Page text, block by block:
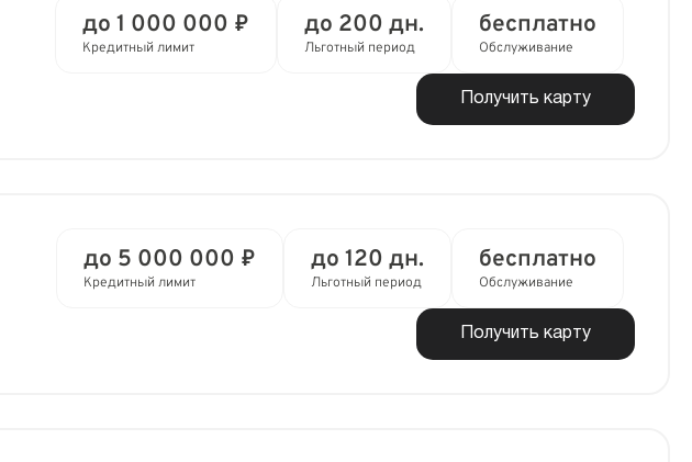
до 1 000 000 ₽
Кредитный лимит
до 200 дн.
Льготный период
бесплатно
Обслуживание
Получить карту
до 5 000 000 ₽
Кредитный лимит
до 120 дн.
Льготный период
бесплатно
Обслуживание
Получить карту